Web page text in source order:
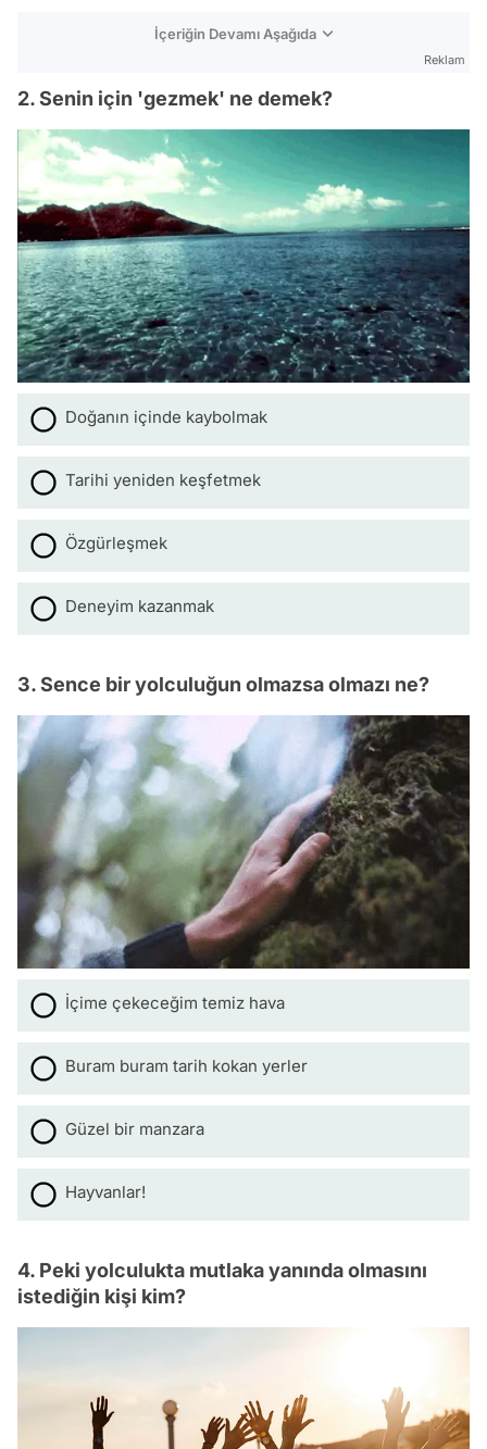
İçeriğin Devamı Aşağıda
Reklam
2. Senin için 'gezmek' ne demek?
Doğanın içinde kaybolmak
Tarihi yeniden keşfetmek
Özgürleşmek
Deneyim kazanmak
3. Sence bir yolculuğun olmazsa olmazı ne?
İçime çekeceğim temiz hava
Buram buram tarih kokan yerler
Güzel bir manzara
Hayvanlar!
4. Peki yolculukta mutlaka yanında olmasını
istediğin kişi kim?